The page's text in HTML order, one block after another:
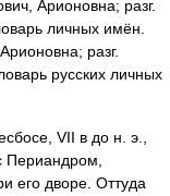
Арионовна; разг.
личных имён.
разг.
русских личных
VII в до н. э.,
Периандром,
его дворе. Оттуда